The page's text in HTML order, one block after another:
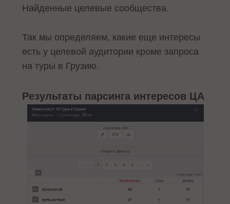
Найденные целевые сообщества.
Так мы определяем, какие еще интересы
есть у целевой аудитории кроме запроса
на туры в Грузию.
Результаты парсинга интересов ЦА